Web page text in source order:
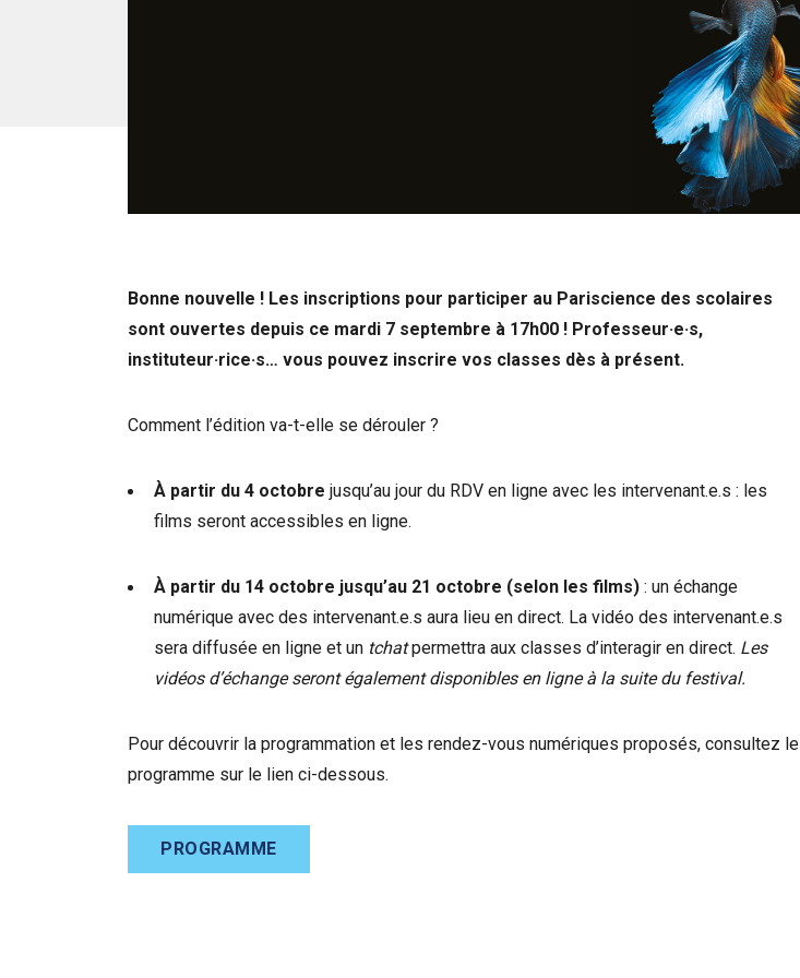
Bonne nouvelle ! Les inscriptions pour participer au Pariscience des scolaires
sont ouvertes depuis ce mardi 7 septembre à 17h00 ! Professeur·e·s,
instituteur·rice·s… vous pouvez inscrire vos classes dès à présent.
Comment l’édition va-t-elle se dérouler ?
À partir du 4 octobre jusqu’au jour du RDV en ligne avec les intervenant.e.s : les
films seront accessibles en ligne.
À partir du 14 octobre jusqu’au 21 octobre (selon les films) : un échange
numérique avec des intervenant.e.s aura lieu en direct. La vidéo des intervenant.e.s
sera diffusée en ligne et un tchatpermettra aux classes d’interagir en direct. Les
vidéos d’échange seront également disponibles en ligne à la suite du festival.
Pour découvrir la programmation et les rendez-vous numériques proposés, consultez le
programme sur le lien ci-dessous.
PROGRAMME